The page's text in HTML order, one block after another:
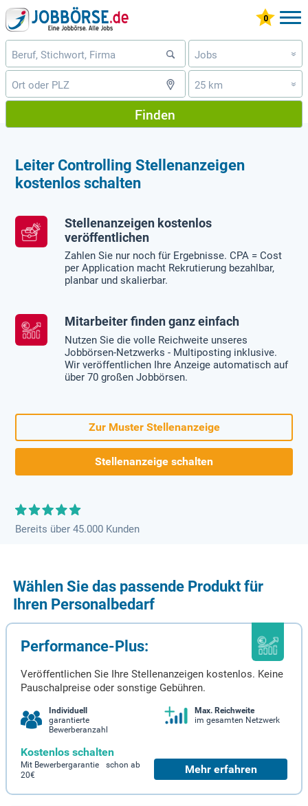
Jobs »
25 km »
Finden
Leiter Controlling Stellenanzeigen
kostenlos schalten
Stellenanzeigen kostenlos
veröffentlichen
Zahlen Sie nur noch für Ergebnisse. CPA = Cost
per Application macht Rekrutierung bezahlbar,
planbar und skalierbar.
Mitarbeiter finden ganz einfach
Nutzen Sie die volle Reichweite unseres
Jobbörsen-Netzwerks - Multiposting inklusive.
Wir veröffentlichen Ihre Anzeige automatisch auf
über 70 großen Jobbörsen.
Zur Muster Stellenanzeige
Stellenanzeige schalten
Bereits über 45.000 Kunden
Wählen Sie das passende Produkt für
Ihren Personalbedarf
Performance-Plus:
Veröffentlichen Sie Ihre Stellenanzeigen kostenlos. Keine
Pauschalpreise oder sonstige Gebühren.
Individuell
garantierte
Bewerberanzahl
Max. Reichweite
im gesamten Netzwerk
Kostenlos schalten
Mit Bewerbergarantie schon ab
20€
Mehr erfahren